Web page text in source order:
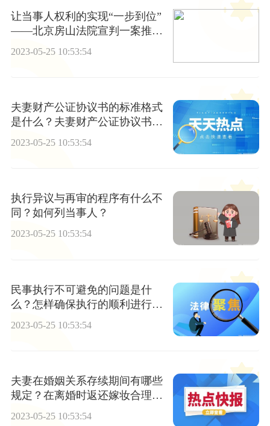
让当事人权利的实现“一步到位”
——北京房山法院宣判一案推动
2023-05-25 10:53:54
夫妻财产公证协议书的标准格式
是什么？夫妻财产公证协议书范
2023-05-25 10:53:54
执行异议与再审的程序有什么不
同？如何列当事人？
2023-05-25 10:53:54
民事执行不可避免的问题是什
么？怎样确保执行的顺利进行同
2023-05-25 10:53:54
夫妻在婚姻关系存续期间有哪些
规定？在离婚时返还嫁妆合理
吗？
2023-05-25 10:53:54